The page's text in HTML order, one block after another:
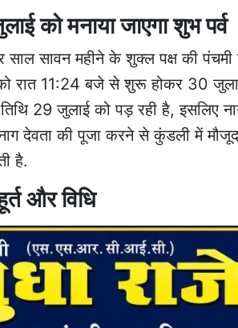
को मनाया जाएगा शुभ पर्व
साल सावन महीने के शुक्ल पक्ष की पंचमी
को रात 11:24 बजे से शुरू होकर 30
29 जुलाई को पड़ रही है, इसलिए
देवता की पूजा करने से कुंडली में मौजूद
है.
और विधि